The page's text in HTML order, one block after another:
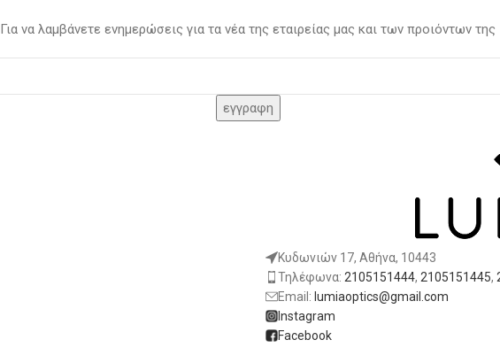
Για να λαμβάνετε ενημερώσεις για τα νέα της εταιρείας μας και των προιόντων της
Κυδωνιών 17, Αθήνα, 10443
Τηλέφωνα: 2105151444, 2105151445,
Email: lumiaoptics@gmail.com
Instagram
Facebook